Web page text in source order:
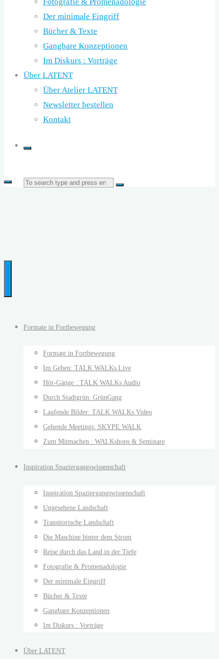
Der minimale Eingriff
Bücher & Texte
Gangbare Konzeptionen
Im Diskurs : Vorträge
Über LATENT
Über Atelier LATENT
Newsletter bestellen
Kontakt
Search
Search
Menschen
Beine
Formate in Fortbewegung
Formate in Fortbewegung
Im Gehen: TALK WALKs Live
Hör-Gänge : TALK WALKs Audio
Durch Stadtgrün: GrünGang
Laufende Bilder: TALK WALKs Video
Gehende Meetings: SKYPE WALK
Zum Mitmachen : WALKshops & Seminare
Inspiration Spaziergangswissenschaft
Inspiration Spaziergangswissenschaft
Ungesehene Landschaft
Transitorische Landschaft
Die Maschine hinter dem Strom
Reise durch das Land in der Tiefe
Fotografie & Promenadologie
Der minimale Eingriff
Bücher & Texte
Gangbare Konzeptionen
Im Diskurs : Vorträge
Über LATENT